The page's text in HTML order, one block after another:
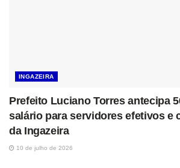
INGAZEIRA
Prefeito Luciano Torres antecipa
salário para servidores efetivos e
da Ingazeira
10 de julho de 2026